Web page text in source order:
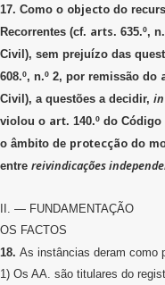
17. Como o objecto do
Recorrentes (cf. arts. 635.º,
Civil), sem prejuízo das
608.º, n.º 2, por remissão do
Civil), a questões a decidir, in
violou o art. 140.º do
o âmbito de protecção do
entre reivindicações
II. — FUNDAMENTAÇÃO
OS FACTOS
18. As instâncias deram como
1) Os AA. são titulares do